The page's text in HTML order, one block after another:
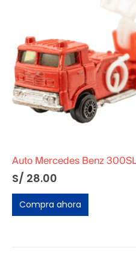
Cinta Máquina de Escribir
S/ 60.00
Compra ahora